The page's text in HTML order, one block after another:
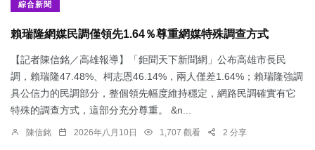
綜合新聞
賴瑞隆網媒民調僅領先1.64％尊重網媒特殊調查方式
【記者陳信銘／高雄報導】「鉅聞天下新聞網」公布高雄市長民
調，賴瑞隆47.48%、柯志恩46.14%，兩人僅差1.64%；賴瑞隆強調
具公信力的民調部分，整個領先幅度維持穩定，網路民調確實有它
特殊的調查方式，這部分充分尊重。 &n...
陳信銘 2026年八月10日 1,707 觀看 2 分享